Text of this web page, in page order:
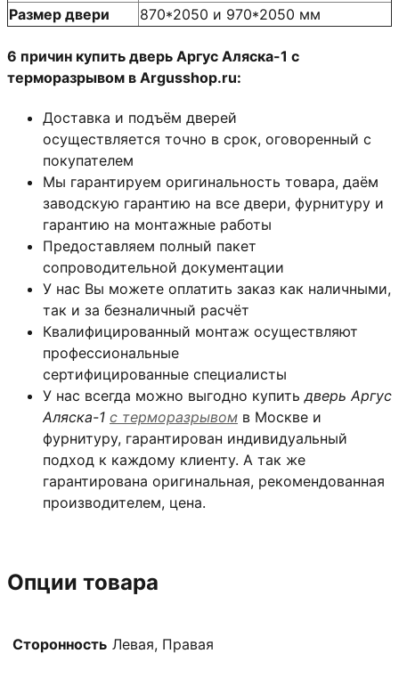
Размер двери
870*2050 и 970*2050 мм
6 причин купить дверь Аргус Аляска-1 с
терморазрывом в Argusshop.ru:
Доставка и подъём дверей
осуществляется точно в срок, оговоренный с
покупателем
Мы гарантируем оригинальность товара, даём
заводскую гарантию на все двери, фурнитуру и
гарантию на монтажные работы
Предоставляем полный пакет
сопроводительной документации
У нас Вы можете оплатить заказ как наличными,
так и за безналичный расчёт
Квалифицированный монтаж осуществляют
профессиональные
сертифицированные специалисты
У нас всегда можно выгодно купитьдверь Аргус
Аляска-1 с терморазрывом в Москве и
фурнитуру, гарантирован индивидуальный
подход к каждому клиенту. А так же
гарантирована оригинальная, рекомендованная
производителем, цена.
Опции товара
Сторонность Левая, Правая